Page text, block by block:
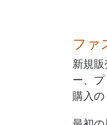
ファ
新規
ー、
購入の